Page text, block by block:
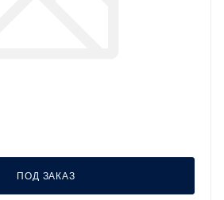
ПОД ЗАКАЗ